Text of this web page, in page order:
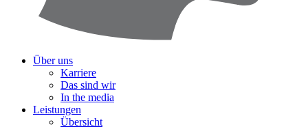
Über uns
Karriere
Das sind wir
In the media
Leistungen
Übersicht